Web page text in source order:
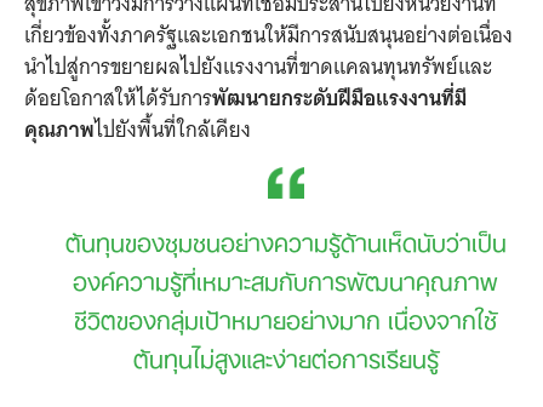
เกี่ยวข้องทั้งภาครัฐและเอกชนให้มีการสนับสนุนอย่างต่อเนื่อง
นำไปสู่การขยายผลไปยังแรงงานที่ขาดแคลนทุนทรัพย์และ
ด้อยโอกาสให้ได้รับการพัฒนายกระดับฝีมือแรงงานที่มี
คุณภาพไปยังพื้นที่ใกล้เคียง
ต้นทุนของชุมชนอย่างความรู้ด้านเห็ดนับว่าเป็น
องค์ความรู้ที่เหมาะสมกับการพัฒนาคุณภาพ
ชีวิตของกลุ่มเป้าหมายอย่างมาก เนื่องจากใช้
ต้นทุนไม่สูงและง่ายต่อการเรียนรู้